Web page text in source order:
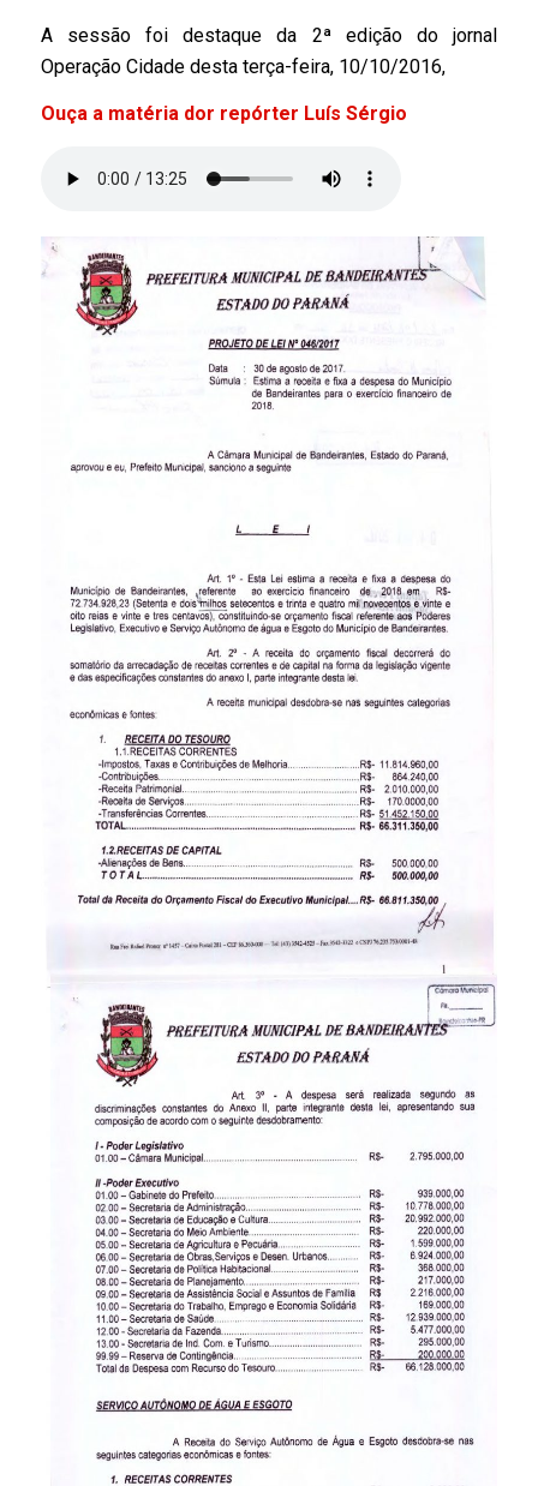
A sessão foi destaque da 2ª edição do jornal
Operação Cidade desta terça-feira, 10/10/2016,
Ouça a matéria dor repórter Luís Sérgio